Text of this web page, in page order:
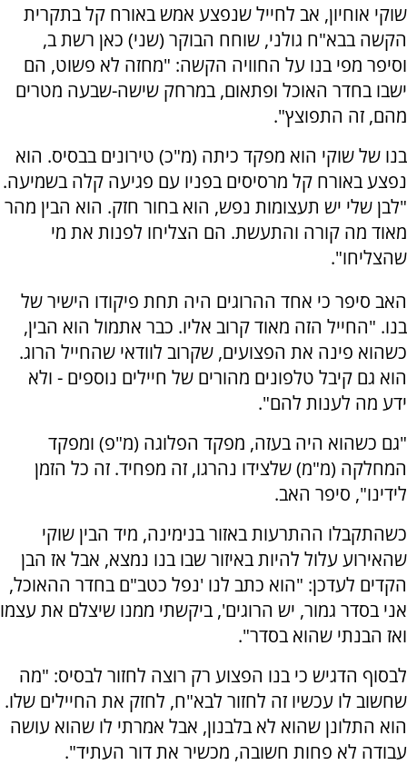
שוקי אוחיון, אב לחייל שנפצע אמש באורח קל בתקרית
הקשה בבא"ח גולני, שוחח הבוקר (שני) כאן רשת ב,
וסיפר מפי בנו על החוויה הקשה: "מחזה לא פשוט, הם
ישבו בחדר האוכל ופתאום, במרחק שישה-שבעה מטרים
מהם, זה התפוצץ".
בנו של שוקי הוא מפקד כיתה (מ"כ) טירונים בבסיס. הוא
נפצע באורח קל מרסיסים בפניו עם פגיעה קלה בשמיעה.
"לבן שלי יש תעצומות נפש, הוא בחור חזק. הוא הבין מהר
מאוד מה קורה והתעשת. הם הצליחו לפנות את מי
שהצליחו".
האב סיפר כי אחד ההרוגים היה תחת פיקודו הישיר של
בנו. "החייל הזה מאוד קרוב אליו. כבר אתמול הוא הבין,
כשהוא פינה את הפצועים, שקרוב לוודאי שהחייל הרוג.
הוא גם קיבל טלפונים מהורים של חיילים נוספים - ולא
ידע מה לענות להם".
"גם כשהוא היה בעזה, מפקד הפלוגה (מ"פ) ומפקד
המחלקה (מ"מ) שלצידו נהרגו, זה מפחיד. זה כל הזמן
לידינו", סיפר האב.
כשהתקבלו ההתרעות באזור בנימינה, מיד הבין שוקי
שהאירוע עלול להיות באיזור שבו בנו נמצא, אבל אז הבן
הקדים לעדכן: "הוא כתב לנו 'נפל כטב"ם בחדר ההאוכל,
אני בסדר גמור, יש הרוגים', ביקשתי ממנו שיצלם את עצמו
ואז הבנתי שהוא בסדר".
לבסוף הדגיש כי בנו הפצוע רק רוצה לחזור לבסיס: "מה
שחשוב לו עכשיו זה לחזור לבא"ח, לחזק את החיילים שלו.
הוא התלונן שהוא לא בלבנון, אבל אמרתי לו שהוא עושה
עבודה לא פחות חשובה, מכשיר את דור העתיד".